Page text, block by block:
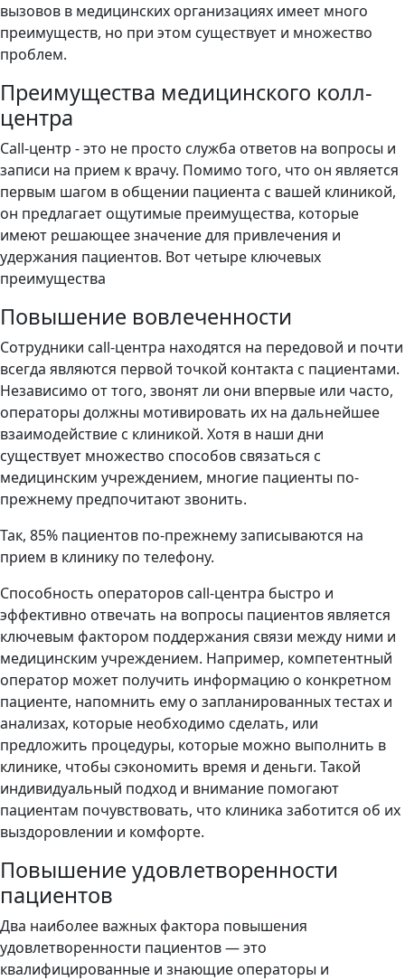
вызовов в медицинских организациях имеет много
преимуществ, но при этом существует и множество
проблем.
Преимущества медицинского колл-
центра
Call-центр - это не просто служба ответов на вопросы и
записи на прием к врачу. Помимо того, что он является
первым шагом в общении пациента с вашей клиникой,
он предлагает ощутимые преимущества, которые
имеют решающее значение для привлечения и
удержания пациентов. Вот четыре ключевых
преимущества
Повышение вовлеченности
Сотрудники call-центра находятся на передовой и почти
всегда являются первой точкой контакта с пациентами.
Независимо от того, звонят ли они впервые или часто,
операторы должны мотивировать их на дальнейшее
взаимодействие с клиникой. Хотя в наши дни
существует множество способов связаться с
медицинским учреждением, многие пациенты по-
прежнему предпочитают звонить.
Так, 85% пациентов по-прежнему записываются на
прием в клинику по телефону.
Способность операторов call-центра быстро и
эффективно отвечать на вопросы пациентов является
ключевым фактором поддержания связи между ними и
медицинским учреждением. Например, компетентный
оператор может получить информацию о конкретном
пациенте, напомнить ему о запланированных тестах и
анализах, которые необходимо сделать, или
предложить процедуры, которые можно выполнить в
клинике, чтобы сэкономить время и деньги. Такой
индивидуальный подход и внимание помогают
пациентам почувствовать, что клиника заботится об их
выздоровлении и комфорте.
Повышение удовлетворенности
пациентов
Два наиболее важных фактора повышения
удовлетворенности пациентов — это
квалифицированные и знающие операторы и